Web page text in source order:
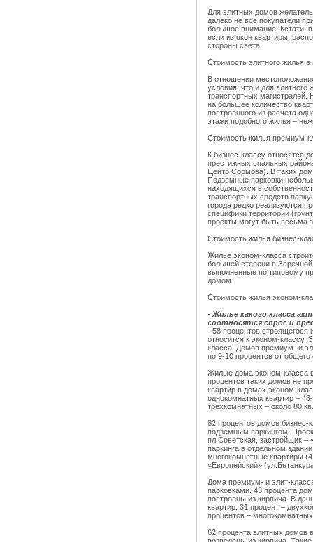
Для элитных домов
далеко не все покупатели
большое внимание. Кстати,
если из окон квартиры,
стороны света.
Стоимость элитного жилья
В отношении
условия, что и для элитного
транспортных магистралей.
на большее количество
построенного из расчета
этажи подобного жилья –
Стоимость жилья премиум-
К бизнес-классу относятся
престижных спальных
Центр Сормова). В таких
Подземные парковки
находящихся в
транспортных средств
города редко реализуются
специфики территории
проекты могут быть весьма
Стоимость жилья бизнес-
Жилье эконом-класса
большей степени в
выполненные по типовому
домом.
Стоимость жилья эконом-
- Жилье какого класса
соотносятся спрос и
- 58 процентов строящегося
относится к эконом-классу.
класса. Домов премиум- и
по 9-10 процентов от
Жилые дома эконом-класса
процентов таких домов не
квартир в домах эконом-
однокомнатных квартир –
трехкомнатных – около 80
82 процентов домов бизнес-
подземным паркингом.
пл.Советская, застройщик –
паркинга в отдельном
многокомнатные квартиры
«Европейский»
Дома премиум- и элит-
парковками. 43 процента
построены из кирпича. В
квартир, 31 процент –
процентов –
62 процента элитных домов